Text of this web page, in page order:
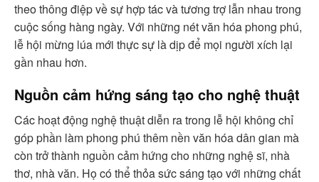
theo thông điệp về sự hợp tác và tương trợ lẫn nhau trong
cuộc sống hàng ngày. Với những nét văn hóa phong phú,
lễ hội mừng lúa mới thực sự là dịp để mọi người xích lại
gần nhau hơn.
Nguồn cảm hứng sáng tạo cho nghệ thuật
Các hoạt động nghệ thuật diễn ra trong lễ hội không chỉ
góp phần làm phong phú thêm nền văn hóa dân gian mà
còn trở thành nguồn cảm hứng cho những nghệ sĩ, nhà
thơ, nhà văn. Họ có thể thỏa sức sáng tạo với những chất